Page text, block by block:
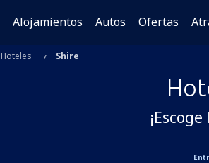
Alojamientos Autos Ofertas
Hoteles Shire